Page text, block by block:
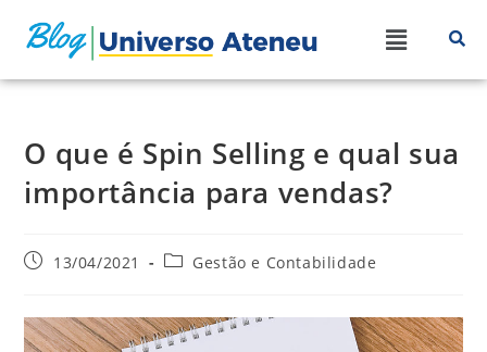
O que é Spin Selling e qual sua
importância para vendas?
13/04/2021 Gestão e Contabilidade